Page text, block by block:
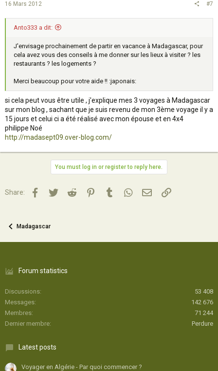
16 Mars 2012 #7
Anto333 a dit:
J'envisage prochainement de partir en vacance à Madagascar, pour
cela avez vous des conseils à me donner sur les lieux à visiter ? les
restaurants ? les logements ?
Merci beaucoup pour votre aide !! :japonais:
si cela peut vous être utile , j'explique mes 3 voyages à Madagascar
sur mon blog , sachant que je suis revenu de mon 3ème voyage il y a
15 jours et celui ci a été réalisé avec mon épouse et en 4x4
philippe Noé
http://madasept09.over-blog.com/
You must log in or register to reply here.
Share: Facebook
TwitterReddit PinterestTumblrWhatsApp
Email Lien
Madagascar
Forum statistics
Discussions
53 408
Messages
142 676
Membres
71 244
Dernier membre
Perdure
Latest posts
Voyager en Algérie - Par quoi commencer ?